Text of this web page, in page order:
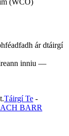
(WCO)
ár dtáirgí
inniu —
Táirgí Te -
BARR